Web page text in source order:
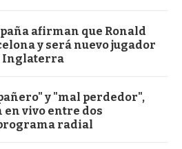
afirman que Ronald
y será nuevo jugador
Inglaterra
y "mal perdedor",
vivo entre dos
radial